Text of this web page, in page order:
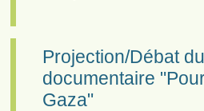
Projection/Débat
documentaire
Gaza"